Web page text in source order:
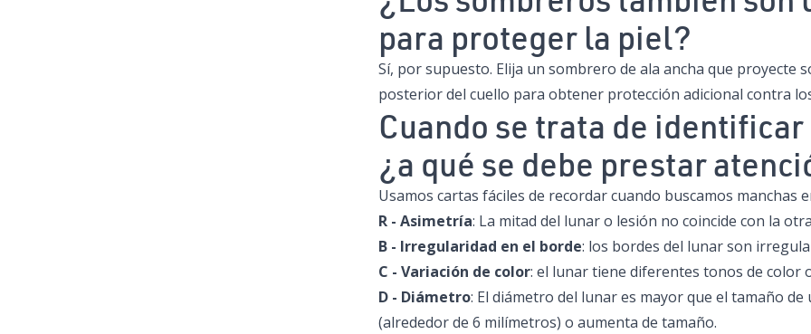
para proteger la piel?
Sí, por supuesto. Elija un sombrero de ala ancha que proyecte
posterior del cuello para obtener protección adicional contra
Cuando se trata de
¿a qué se debe prestar
Usamos cartas fáciles de recordar cuando buscamos manchas
R - Asimetría: La mitad del lunar o lesión no coincide con la
B - Irregularidad en el borde: los bordes del lunar son
C - Variación de color: el lunar tiene diferentes tonos de color
D - Diámetro: El diámetro del lunar es mayor que el tamaño
(alrededor de 6 milímetros) o aumenta de tamaño.